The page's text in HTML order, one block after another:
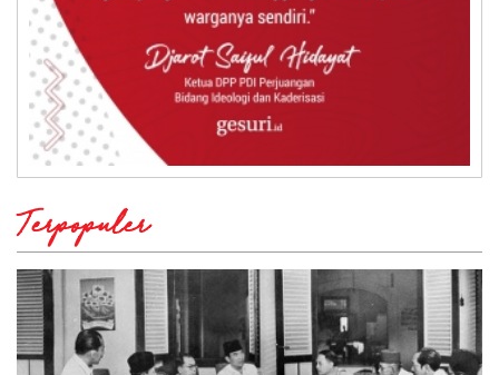
Terpopuler